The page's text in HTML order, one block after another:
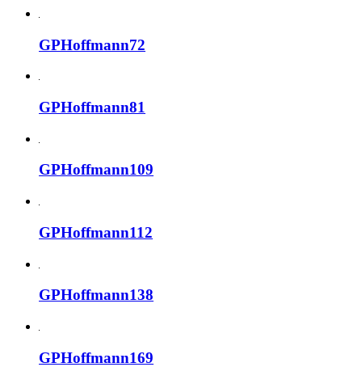
GPHoffmann72
GPHoffmann81
GPHoffmann109
GPHoffmann112
GPHoffmann138
GPHoffmann169